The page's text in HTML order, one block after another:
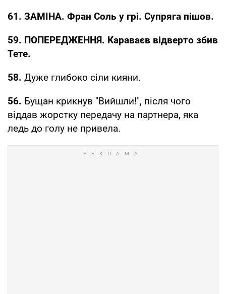
61. ЗАМІНА. Фран Соль у грі. Супряга пішов.
59. ПОПЕРЕДЖЕННЯ. Караваєв відверто збив
Тете.
58. Дуже глибоко сіли кияни.
56. Бущан крикнув "Вийшли!", після чого
віддав жорстку передачу на партнера, яка
ледь до голу не привела.